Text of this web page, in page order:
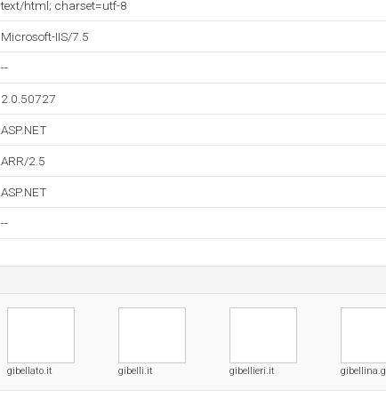
text/html; charset=utf-8
Microsoft-IIS/7.5
--
2.0.50727
ASP.NET
ARR/2.5
ASP.NET
--
gibellato.it gibelli.it gibellieri.it